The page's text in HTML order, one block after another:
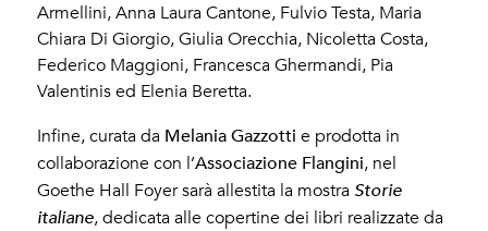
Armellini, Anna Laura Cantone, Fulvio Testa, Maria
Chiara Di Giorgio, Giulia Orecchia, Nicoletta Costa,
Federico Maggioni, Francesca Ghermandi, Pia
Valentinis ed Elenia Beretta.
Infine, curata da Melania Gazzotti e prodotta in
collaborazione con l’Associazione Flangini, nel
Goethe Hall Foyer sarà allestita la mostra Storie
italiane, dedicata alle copertine dei libri realizzate da